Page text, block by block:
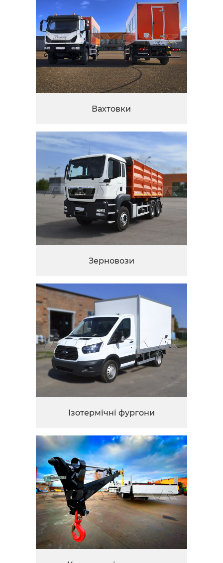
Вахтовки
Зерновози
Iзотермічні фургони